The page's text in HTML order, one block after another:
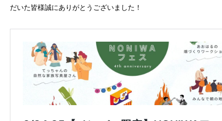
だいた皆様誠にありがとうございました！